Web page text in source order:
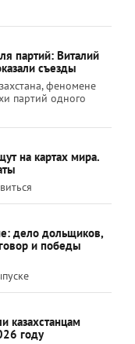
партий: Виталий
съезды
феномене
партий одного
на картах мира.
дело дольщиков,
и победы
казахстанцам
году